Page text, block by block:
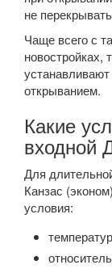
не
Чаще всего с
новостройках,
открыванием.
Какие
входной
Для
Канзас
условия: